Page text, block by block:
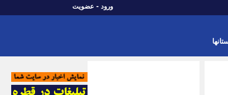
ورود - عضویت